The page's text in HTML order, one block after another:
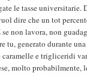
le tasse universitarie.
dire che un tot
non lavora, non
tu, generato durante
e trigliceridi
molto probabilmente,